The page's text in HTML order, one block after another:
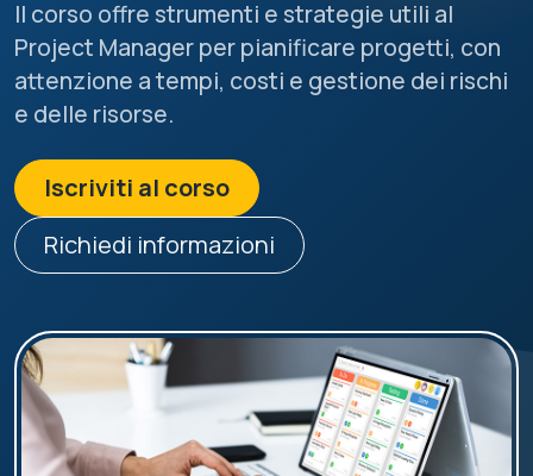
Il corso offre strumenti e strategie utili al
Project Manager per pianificare progetti, con
attenzione a tempi, costi e gestione dei rischi
e delle risorse.
Iscriviti al corso
Richiedi informazioni